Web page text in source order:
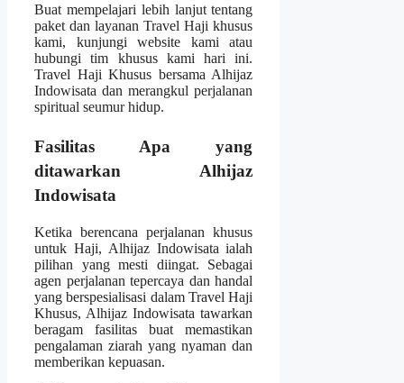
Buat mempelajari lebih lanjut tentang
paket dan layanan Travel Haji khusus
kami, kunjungi website kami atau
hubungi tim khusus kami hari ini.
Travel Haji Khusus bersama Alhijaz
Indowisata dan merangkul perjalanan
spiritual seumur hidup.
Fasilitas Apa yang
ditawarkan Alhijaz
Indowisata
Ketika berencana perjalanan khusus
untuk Haji, Alhijaz Indowisata ialah
pilihan yang mesti diingat. Sebagai
agen perjalanan tepercaya dan handal
yang berspesialisasi dalam Travel Haji
Khusus, Alhijaz Indowisata tawarkan
beragam fasilitas buat memastikan
pengalaman ziarah yang nyaman dan
memberikan kepuasan.